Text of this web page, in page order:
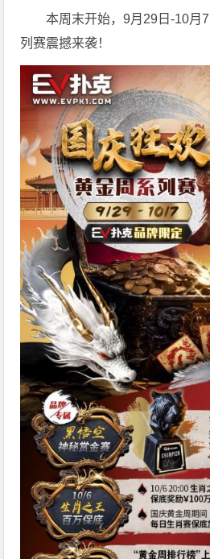
本周末开始，9月29日-10月
列赛震撼来袭！